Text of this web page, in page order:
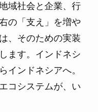
域社会と企業、行
の「支え」を増や
、そのための実装
ます。インドネシ
インドネシアへ。
コシステムが、い